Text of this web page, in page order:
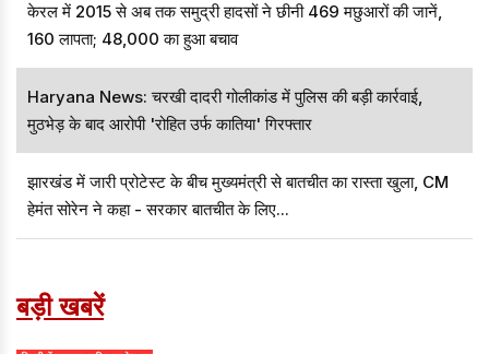
केरल में 2015 से अब तक समुद्री हादसों ने छीनी 469 मछुआरों की जानें,
160 लापता; 48,000 का हुआ बचाव
Haryana News: चरखी दादरी गोलीकांड में पुलिस की बड़ी कार्रवाई,
मुठभेड़ के बाद आरोपी 'रोहित उर्फ कातिया' गिरफ्तार
झारखंड में जारी प्रोटेस्ट के बीच मुख्यमंत्री से बातचीत का रास्ता खुला, CM
हेमंत सोरेन ने कहा - सरकार बातचीत के लिए...
बड़ी खबरें